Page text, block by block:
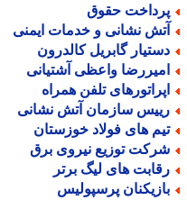
حقوق
نشانی و خدمات ایمنی
گابریل کالدرون
واعظی آشتیانی
تلفن همراه
سازمان آتش نشانی
های فولاد خوزستان
توزیع نیروی برق
های لیگ برتر
پرسپولیس